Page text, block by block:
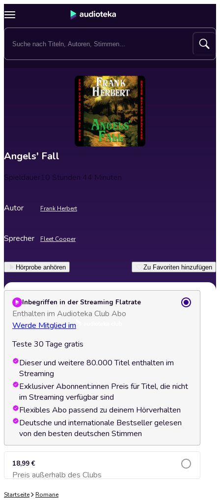
Angels' Fall
Spieldauer10 Stunden 44 Minuten
Autor Frank Herbert
Sprecher Fleet Cooper
Hörprobe anhören Zu Favoriten hinzufügen
Inbegriffen in der Streaming Flatrate
Enthalten im Audioteka Club Abo
Werde Mitglied im
Teste 30 Tage gratis
Dieser und weitere 80.000 Titel enthalten im
Streaming
Exklusiver Abonnent:innen Preis für Titel, die nicht
im Streaming verfügbar sind
Flexibles Abo passend zu deinem Hörverhalten
Deutsche und internationale Bestseller gelesen
von den besten deutschen Stimmen
18,99 €
Preis außerhalb des ClubsZum Warenkorb hinzufügen
Startseite Romane